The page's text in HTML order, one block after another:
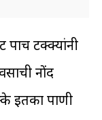
पाच टक्क्यांनी
नोंद
इतका पाणी